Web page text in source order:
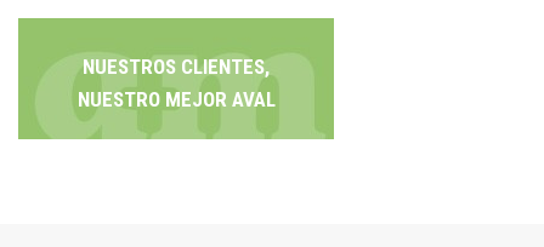
NUESTROS CLIENTES,
NUESTRO MEJOR AVAL